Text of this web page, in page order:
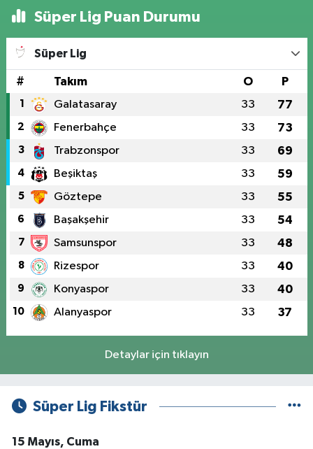
Süper Lig Puan Durumu
Süper Lig
# Takım O P
1 Galatasaray 33 77
2 Fenerbahçe 33 73
3 Trabzonspor 33 69
4 Beşiktaş 33 59
5 Göztepe 33 55
6 Başakşehir 33 54
7 Samsunspor 33 48
8 Rizespor 33 40
9 Konyaspor 33 40
10 Alanyaspor 33 37
Detaylar için tıklayın
Süper Lig Fikstür
15 Mayıs, Cuma